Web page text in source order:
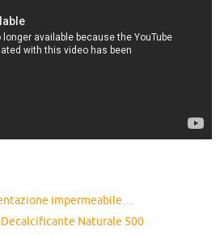
impermeabile…
Decalcificante Naturale 500